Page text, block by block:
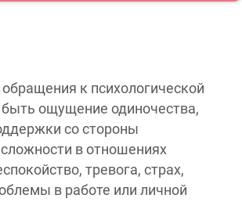
к психологической
ощущение одиночества,
со стороны
в отношениях
тревога, страх,
в работе или личной